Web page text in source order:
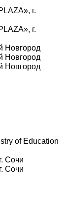
г.
г.
Новгород
Новгород
Новгород
of Education
Сочи
Сочи